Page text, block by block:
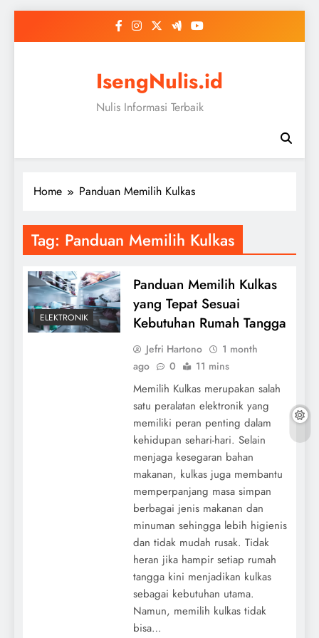
IsengNulis.id
Nulis Informasi Terbaik
Home Panduan Memilih Kulkas
Tag: Panduan Memilih Kulkas
ELEKTRONIK
Panduan Memilih Kulkas
yang Tepat Sesuai
Kebutuhan Rumah Tangga
Jefri Hartono
1 month
ago
0 11 mins
Memilih Kulkas merupakan salah
satu peralatan elektronik yang
memiliki peran penting dalam
kehidupan sehari-hari. Selain
menjaga kesegaran bahan
makanan, kulkas juga membantu
memperpanjang masa simpan
berbagai jenis makanan dan
minuman sehingga lebih higienis
dan tidak mudah rusak. Tidak
heran jika hampir setiap rumah
tangga kini menjadikan kulkas
sebagai kebutuhan utama.
Namun, memilih kulkas tidak
bisa…